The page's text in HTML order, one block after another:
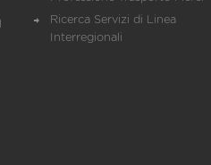
Ricerca Servizi di Linea
Interregionali